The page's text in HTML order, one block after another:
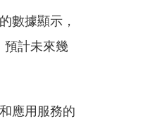
數據顯示，
預計未來幾
應用服務的